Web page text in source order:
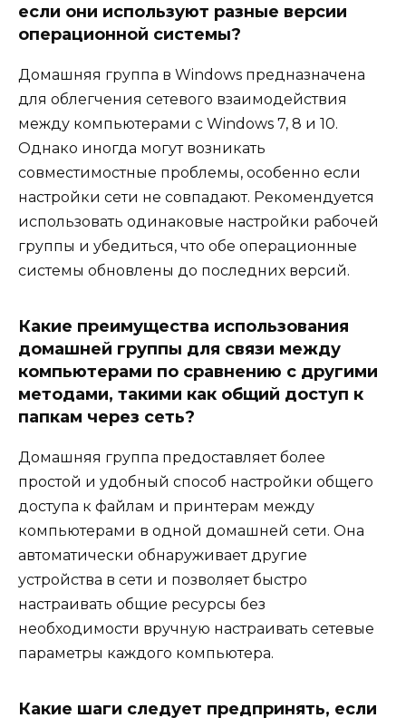
если они используют разные версии
операционной системы?
Домашняя группа в Windows предназначена
для облегчения сетевого взаимодействия
между компьютерами с Windows 7, 8 и 10.
Однако иногда могут возникать
совместимостные проблемы, особенно если
настройки сети не совпадают. Рекомендуется
использовать одинаковые настройки рабочей
группы и убедиться, что обе операционные
системы обновлены до последних версий.
Какие преимущества использования
домашней группы для связи между
компьютерами по сравнению с другими
методами, такими как общий доступ к
папкам через сеть?
Домашняя группа предоставляет более
простой и удобный способ настройки общего
доступа к файлам и принтерам между
компьютерами в одной домашней сети. Она
автоматически обнаруживает другие
устройства в сети и позволяет быстро
настраивать общие ресурсы без
необходимости вручную настраивать сетевые
параметры каждого компьютера.
Какие шаги следует предпринять, если